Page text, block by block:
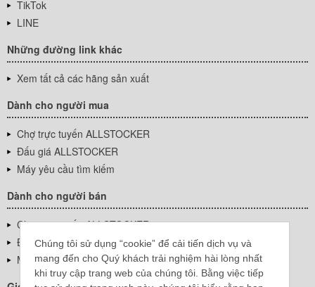
Chúng tôi sử dụng “cookie” để cải tiến dịch vụ và
mang đến cho Quý khách trải nghiệm hài lòng nhất
khi truy cập trang web của chúng tôi. Bằng việc tiếp
TikTok
LINE
Những đường link khác
Xem tất cả các hãng sản xuất
Dành cho người mua
Chợ trực tuyến ALLSTOCKER
Đấu giá ALLSTOCKER
Máy yêu cầu tìm kiếm
Dành cho người bán
Chợ trực tuyến ALLSTOCKER
Đấu giá ALLSTOCKER
Máy yêu cầu tìm kiếm